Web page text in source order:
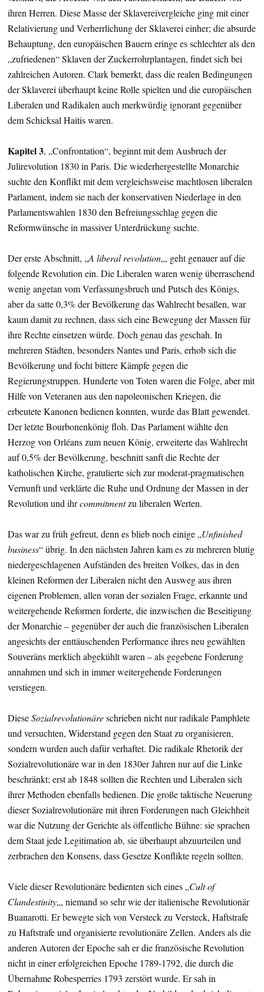
ihren Herren. Diese Masse der Sklavereivergleiche ging mit einer
Relativierung und Verherrlichung der Sklaverei einher; die absurde
Behauptung, den europäischen Bauern eringe es schlechter als den
„zufriedenen“ Sklaven der Zuckerrohrplantagen, findet sich bei
zahlreichen Autoren. Clark bemerkt, dass die realen Bedingungen
der Sklaverei überhaupt keine Rolle spielten und die europäischen
Liberalen und Radikalen auch merkwürdig ignorant gegenüber
dem Schicksal Haitis waren.
Kapitel 3, „Confrontation“, beginnt mit dem Ausbruch der
Julirevolution 1830 in Paris. Die wiederhergestellte Monarchie
suchte den Konflikt mit dem vergleichsweise machtlosen liberalen
Parlament, indem sie nach der konservativen Niederlage in den
Parlamentswahlen 1830 den Befreiungsschlag gegen die
Reformwünsche in massiver Unterdrückung suchte.
Der erste Abschnitt, „A liberal revolution„, geht genauer auf die
folgende Revolution ein. Die Liberalen waren wenig überraschend
wenig angetan vom Verfassungsbruch und Putsch des Königs,
aber da satte 0,3% der Bevölkerung das Wahlrecht besaßen, war
kaum damit zu rechnen, dass sich eine Bewegung der Massen für
ihre Rechte einsetzen würde. Doch genau das geschah. In
mehreren Städten, besonders Nantes und Paris, erhob sich die
Bevölkerung und focht bittere Kämpfe gegen die
Regierungstruppen. Hunderte von Toten waren die Folge, aber mit
Hilfe von Veteranen aus den napoleonischen Kriegen, die
erbeutete Kanonen bedienen konnten, wurde das Blatt gewendet.
Der letzte Bourbonenkönig floh. Das Parlament wählte den
Herzog von Orléans zum neuen König, erweiterte das Wahlrecht
auf 0,5% der Bevölkerung, beschnitt sanft die Rechte der
katholischen Kirche, gratulierte sich zur moderat-pragmatischen
Vernunft und verklärte die Ruhe und Ordnung der Massen in der
Revolution und ihrcommitmentzu liberalen Werten.
Das war zu früh gefreut, denn es blieb noch einige „Unfinished
business“ übrig. In den nächsten Jahren kam es zu mehreren blutig
niedergeschlagenen Aufständen des breiten Volkes, das in den
kleinen Reformen der Liberalen nicht den Ausweg aus ihren
eigenen Problemen, allen voran der sozialen Frage, erkannte und
weitergehende Reformen forderte, die inzwischen die Beseitigung
der Monarchie – gegenüber der auch die französischen Liberalen
angesichts der enttäuschenden Performance ihres neu gewählten
Souveräns merklich abgekühlt waren – als gegebene Forderung
annahmen und sich in immer weitergehende Forderungen
verstiegen.
DieseSozialrevolutionäreschrieben nicht nur radikale Pamphlete
und versuchten, Widerstand gegen den Staat zu organisieren,
sondern wurden auch dafür verhaftet. Die radikale Rhetorik der
Sozialrevolutionäre war in den 1830er Jahren nur auf die Linke
beschränkt; erst ab 1848 sollten die Rechten und Liberalen sich
ihrer Methoden ebenfalls bedienen. Die große taktische Neuerung
dieser Sozialrevolutionäre mit ihren Forderungen nach Gleichheit
war die Nutzung der Gerichte als öffentliche Bühne: sie sprachen
dem Staat jede Legitimation ab, sie überhaupt abzuurteilen und
zerbrachen den Konsens, dass Gesetze Konflikte regeln sollten.
Viele dieser Revolutionäre bedienten sich eines „Cult of
Clandestinity„, niemand so sehr wie der italienische Revolutionär
Buanarotti. Er bewegte sich von Versteck zu Versteck, Haftstrafe
zu Haftstrafe und organisierte revolutionäre Zellen. Anders als die
anderen Autoren der Epoche sah er die französische Revolution
nicht in einer erfolgreichen Epoche 1789-1792, die durch die
Übernahme Robesperries 1793 zerstört wurde. Er sah in